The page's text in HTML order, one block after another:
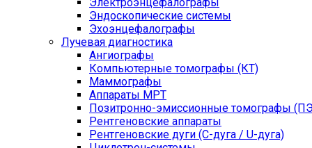
Эндоскопические системы
Эхоэнцефалографы
Лучевая диагностика
Ангиографы
Компьютерные томографы (КТ)
Маммографы
Аппараты МРТ
Позитронно-эмиссионные томографы
Рентгеновские аппараты
Рентгеновские дуги (С-дуга / U-дуга)